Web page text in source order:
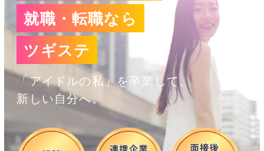
就職・転職なら
ツギステ
「アイドルの私」を卒業して、
新しい自分へ。